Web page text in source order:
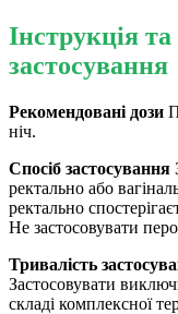
Інструкція
застосування
Рекомендовані дози
ніч.
Спосіб застосування
ректально або
ректально
Не застосовувати
Тривалість
Застосовувати
складі комплексної